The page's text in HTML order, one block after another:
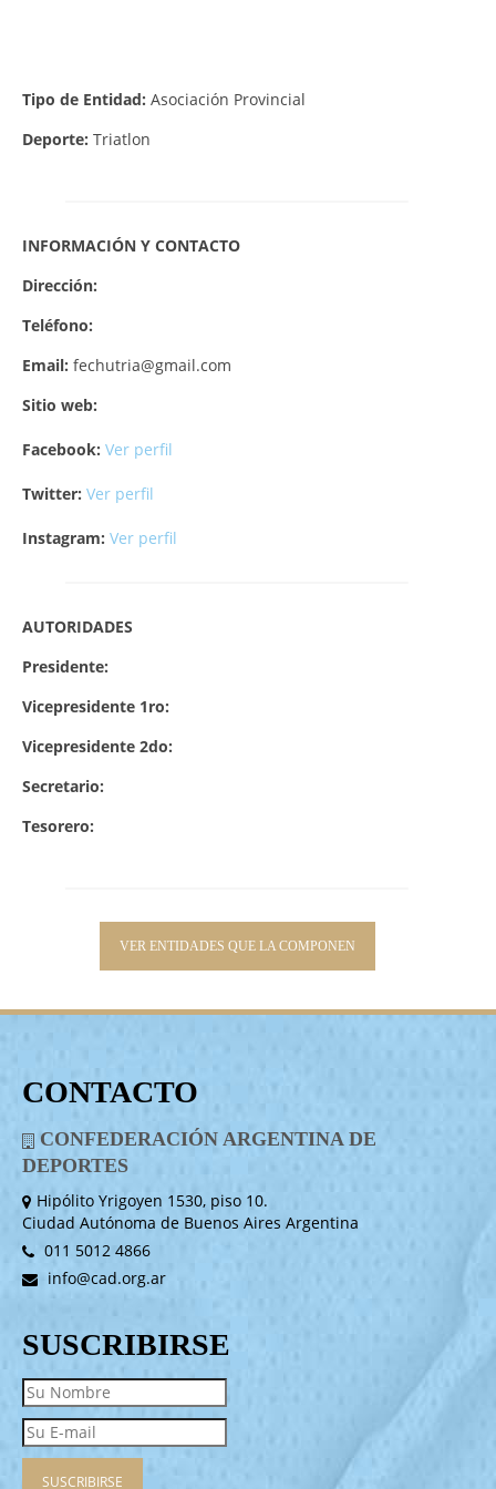
Tipo de Entidad: Asociación Provincial
Deporte: Triatlon
INFORMACIÓN Y CONTACTO
Dirección:
Teléfono:
Email: fechutria@gmail.com
Sitio web:
Facebook: Ver perfil
Twitter: Ver perfil
Instagram: Ver perfil
AUTORIDADES
Presidente:
Vicepresidente 1ro:
Vicepresidente 2do:
Secretario:
Tesorero:
VER ENTIDADES QUE LA COMPONEN
CONTACTO
CONFEDERACIÓN ARGENTINA DE
DEPORTES
Hipólito Yrigoyen 1530, piso 10.
Ciudad Autónoma de Buenos Aires Argentina
011 5012 4866
info@cad.org.ar
SUSCRIBIRSE